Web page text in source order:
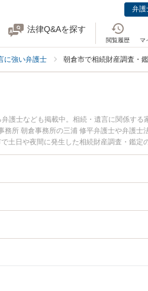
弁護
法律Q&Aを探す
閲覧履歴 マ
に強い弁護士 朝倉市で相続財産調査・
護士なども掲載中。相続・遺言に関係する
所 朝倉事務所の三浦 修平弁護士や弁護士
土日や夜間に発生した相続財産調査・鑑定
無料で相続財産調査・鑑定を法律相談で